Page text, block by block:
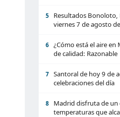
5
Resultados
viernes 7 de agosto
6
¿Cómo está el aire en
de calidad: Razonable
7
Santoral de hoy 9 de
celebraciones del día
8
Madrid disfruta de un
temperaturas que